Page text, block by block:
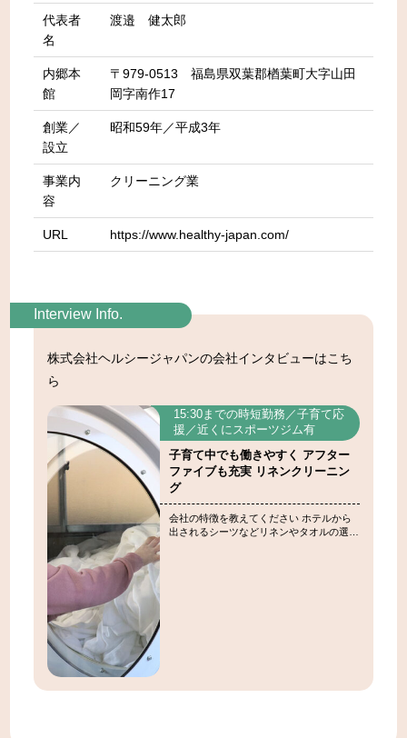
代表者
名
渡邉 健太郎
内郷本
館
〒979-0513 福島県双葉郡楢葉町大字山田
岡字南作17
創業／
設立
昭和59年／平成3年
事業内
容
クリーニング業
URL https://www.healthy-japan.com/
Interview Info.
株式会社ヘルシージャパンの会社インタビューはこち
ら
15:30までの時短勤務／子育て応
援／近くにスポーツジム有
子育て中でも働きやすく アフター
ファイブも充実 リネンクリーニン
グ
会社の特徴を教えてください ホテルから
出されるシーツなどリネンやタオルの選択